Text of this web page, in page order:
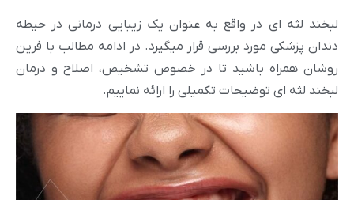
لبخند لثه ای در واقع به عنوان یک زیبایی درمانی در حیطه
دندان پزشکی مورد بررسی قرار میگیرد. در ادامه مطالب با فرین
روشان همراه باشید تا در خصوص تشخیص، اصلاح و درمان
لبخند لثه ای توضیحات تکمیلی را ارائه نماییم.